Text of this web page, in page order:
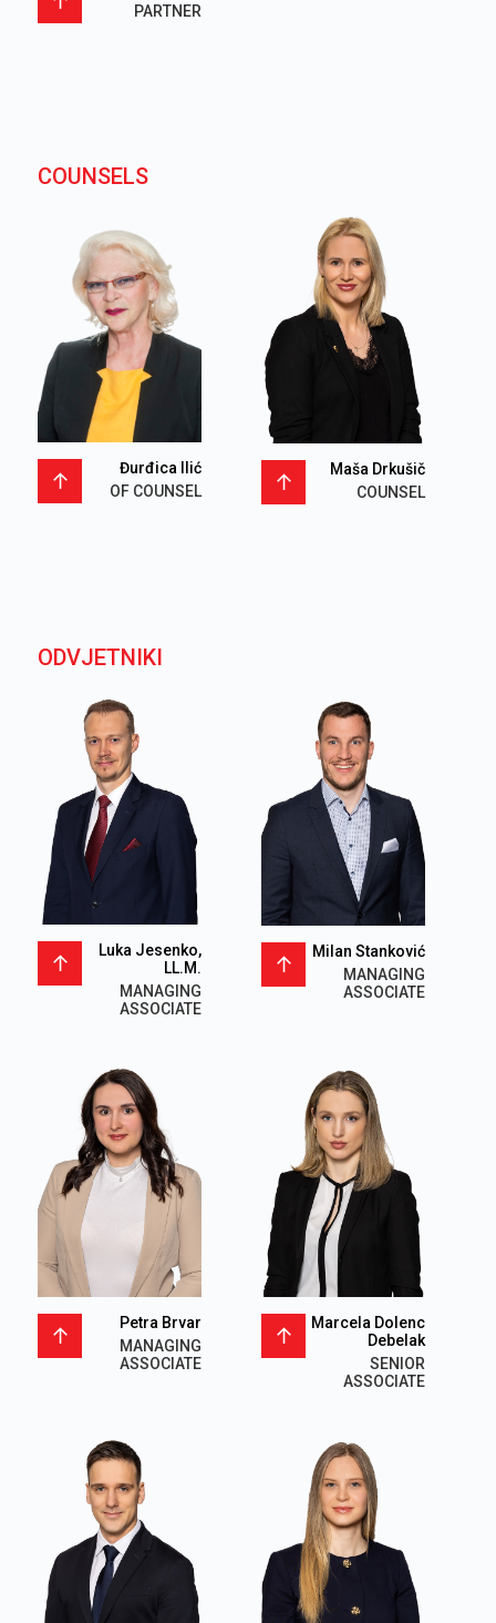
PARTNER
COUNSELS
Đurđica Ilić
OF COUNSEL
Maša Drkušič
COUNSEL
ODVJETNIKI
Luka Jesenko,
LL.M.
MANAGING
ASSOCIATE
Milan Stanković
MANAGING
ASSOCIATE
Petra Brvar
MANAGING
ASSOCIATE
Marcela Dolenc
Debelak
SENIOR
ASSOCIATE